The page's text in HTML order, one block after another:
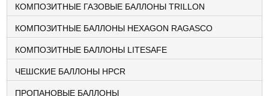
КОМПОЗИТНЫЕ ГАЗОВЫЕ БАЛЛОНЫ TRILLON
КОМПОЗИТНЫЕ БАЛЛОНЫ HEXAGON RAGASCO
КОМПОЗИТНЫЕ БАЛЛОНЫ LITESAFE
ЧЕШСКИЕ БАЛЛОНЫ HPCR
ПРОПАНОВЫЕ БАЛЛОНЫ